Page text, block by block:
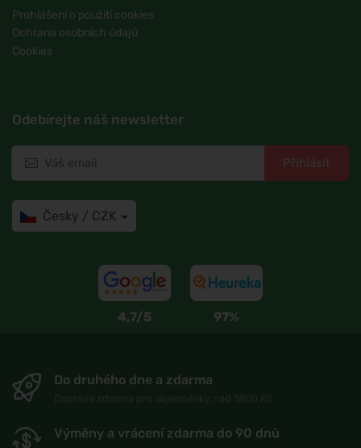
Prohlášení o použití cookies
Ochrana osobních údajů
Cookies
Odebírejte náš newsletter
Přihlásit
Česky / CZK
4,7/5 97%
Do druhého dne a zdarma
Výměny a vrácení zdarma do 90 dnů